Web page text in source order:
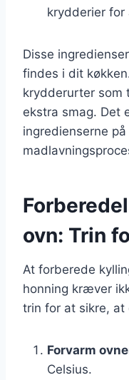
krydderier
Disse
findes i dit
krydderurter som
ekstra smag. Det
ingredienserne
ovn: Trin
At forberede
honning kræver
trin for at sikre,
Forvarm
Celsius.